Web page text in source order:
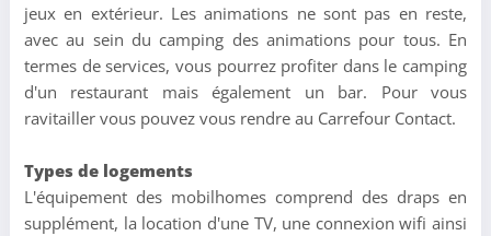
jeux en extérieur. Les animations ne sont pas en reste,
avec au sein du camping des animations pour tous. En
termes de services, vous pourrez profiter dans le camping
d'un restaurant mais également un bar. Pour vous
ravitailler vous pouvez vous rendre au Carrefour Contact.
Types de logements
L'équipement des mobilhomes comprend des draps en
supplément, la location d'une TV, une connexion wifi ainsi